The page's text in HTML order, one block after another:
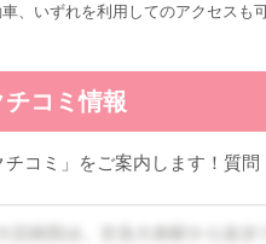
、いずれを利用してのアクセスも
コミ情報
コミ」をご案内します！質問